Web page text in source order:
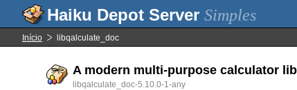
Simples
Início libqalculate_doc
A modern multi-purpose calculator
libqalculate_doc-5.10.0-1-any